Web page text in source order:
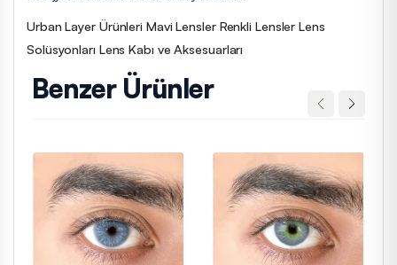
Urban Layer Ürünleri Mavi Lensler Renkli Lensler Lens
Solüsyonları Lens Kabı ve Aksesuarları
Benzer Ürünler